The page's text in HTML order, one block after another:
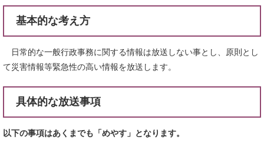
基本的な考え方
日常的な一般行政事務に関する情報は放送しない事とし、原則とし
て災害情報等緊急性の高い情報を放送します。
具体的な放送事項
以下の事項はあくまでも「めやす」となります。